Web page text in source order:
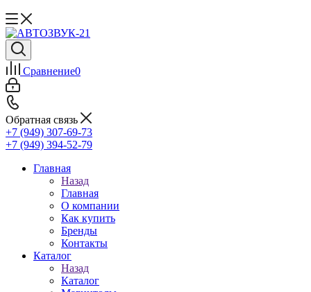
Сравнение0
Обратная связь
+7 (949) 307-69-73
+7 (949) 394-52-79
Главная
Назад
Главная
О компании
Как купить
Бренды
Контакты
Каталог
Назад
Каталог